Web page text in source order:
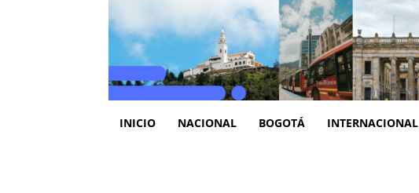
INICIO NACIONAL BOGOTÁ INTERNACIONAL